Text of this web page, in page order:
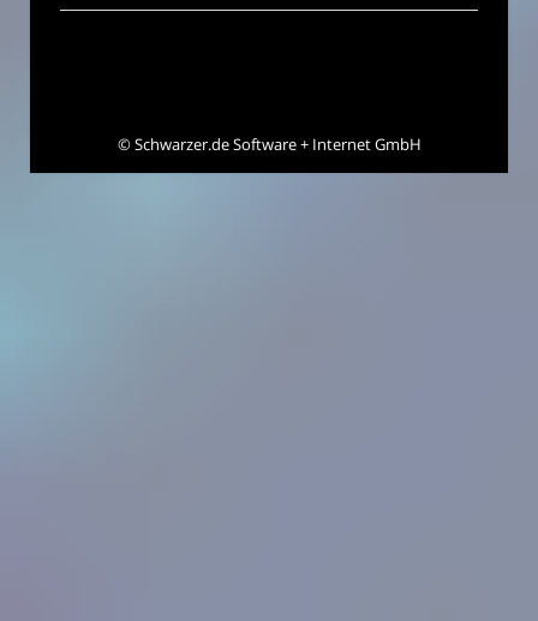
©Schwarzer.de Software + Internet GmbH